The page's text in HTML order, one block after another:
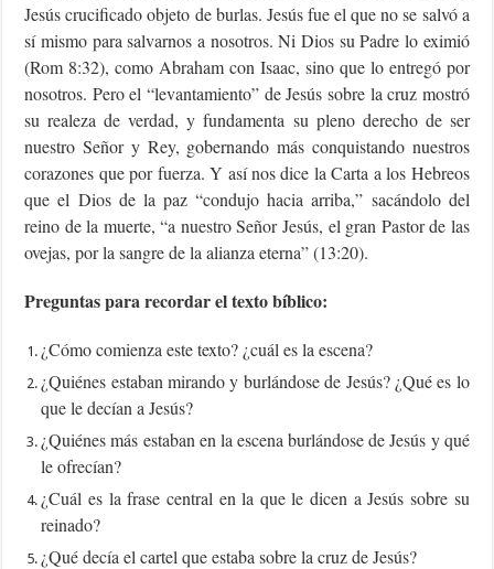
Jesús crucificado objeto de burlas. Jesús fue el que no se salvó a
sí mismo para salvarnos a nosotros. Ni Dios su Padre lo eximió
(Rom 8:32), como Abraham con Isaac, sino que lo entregó por
nosotros. Pero el “levantamiento” de Jesús sobre la cruz mostró
su realeza de verdad, y fundamenta su pleno derecho de ser
nuestro Señor y Rey, gobernando más conquistando nuestros
corazones que por fuerza. Y así nos dice la Carta a los Hebreos
que el Dios de la paz “condujo hacia arriba,” sacándolo del
reino de la muerte, “a nuestro Señor Jesús, el gran Pastor de las
ovejas, por la sangre de la alianza eterna” (13:20).
Preguntas para recordar el texto bíblico:
¿Cómo comienza este texto? ¿cuál es la escena?
¿Quiénes estaban mirando y burlándose de Jesús? ¿Qué es lo
que le decían a Jesús?
¿Quiénes más estaban en la escena burlándose de Jesús y qué
le ofrecían?
¿Cuál es la frase central en la que le dicen a Jesús sobre su
reinado?
¿Qué decía el cartel que estaba sobre la cruz de Jesús?